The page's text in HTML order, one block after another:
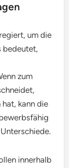
um die
bedeutet,
zum
kann die
innerhalb